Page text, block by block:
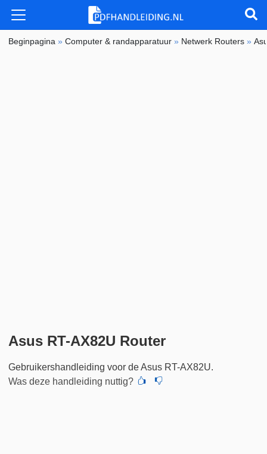
Beginpagina »Computer & randapparatuur » Netwerk Routers »
Asus RT-AX82U Router
Gebruikershandleiding voor de Asus RT-AX82U.
Was deze handleiding nuttig?